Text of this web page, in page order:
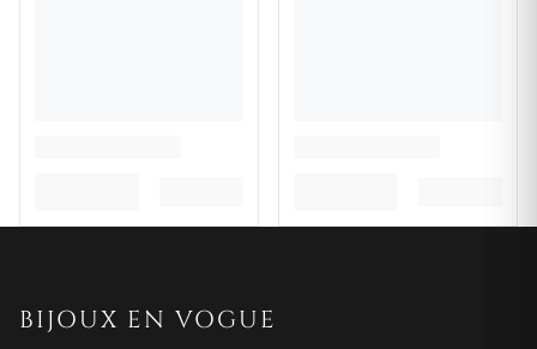
BIJOUX EN VOGUE